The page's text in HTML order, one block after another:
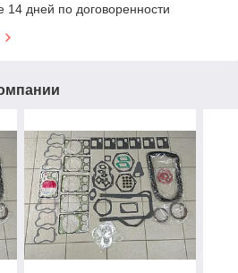
14 дней по договоренности